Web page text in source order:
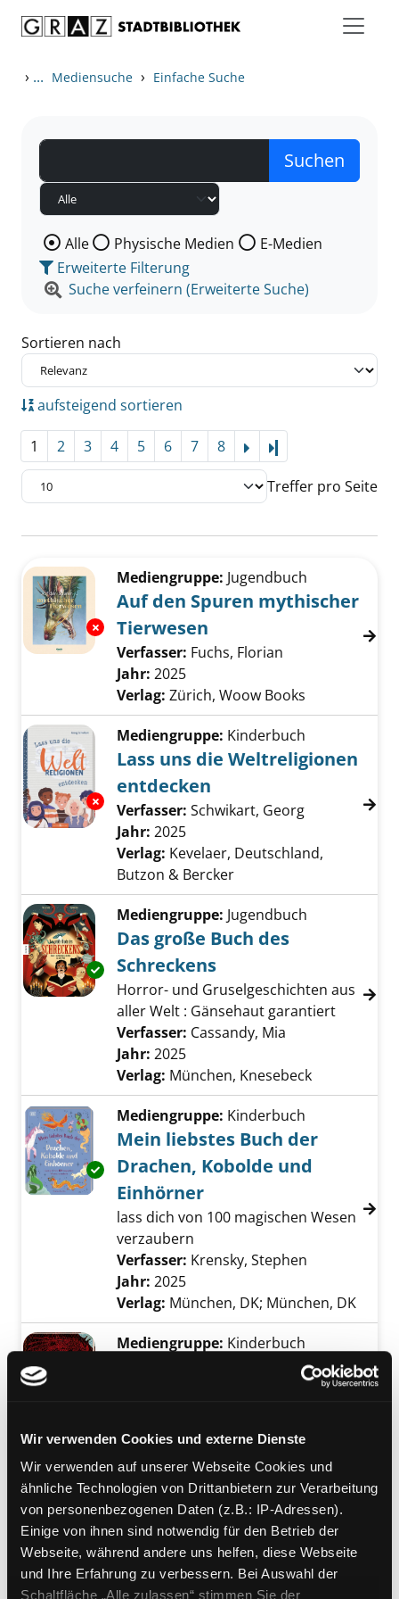
Wir verwenden Cookies und externe Dienste
Wir verwenden auf unserer Webseite Cookies und
ähnliche Technologien von Drittanbietern zur Verarbeitung
von personenbezogenen Daten (z.B.: IP-Adressen).
Einige von ihnen sind notwendig für den Betrieb der
Webseite, während andere uns helfen, diese Webseite
und Ihre Erfahrung zu verbessern. Bei Auswahl der
Schaltfläche „Alle zulassen“ stimmen Sie der
› ... Mediensuche › Einfache Suche
Wählen Sie die Medienart nach der Sie suchen wollen.
Alle Physische Medien
E-Medien
Erweiterte Filterung
Suche verfeinern (Erweiterte Suche)
Sortieren nach
aufsteigend sortieren
1 2 3 4 5 6 7 8
Treffer pro Seite
Zu den Suchfiltern springen
Exemplar-Details von Auf den Spuren
Mediengruppe: Jugendbuch
Auf den Spuren mythischer
Tierwesen
Verfasser: Fuchs, Florian
Jahr: 2025
Verlag: Zürich, Woow Books
Exemplar-Details von Lass uns die
Mediengruppe: Kinderbuch
Lass uns die Weltreligionen
entdecken
Verfasser: Schwikart, Georg Suche nach
Jahr: 2025
Verlag: Kevelaer, Deutschland,
Butzon & Bercker
Exemplar-Details von Das große Buch des
Mediengruppe: Jugendbuch
Das große Buch des
Schreckens
Horror- und Gruselgeschichten aus
aller Welt : Gänsehaut garantiert
Verfasser: Cassandy, Mia
Jahr: 2025
Verlag: München, Knesebeck
Exemplar-Details von Mein liebstes Buch
Mediengruppe: Kinderbuch
Mein liebstes Buch der
Drachen, Kobolde und
Einhörner
lass dich von 100 magischen Wesen
verzaubern
Verfasser: Krensky, Stephen
Jahr: 2025
Verlag: München, DK; München, DK
Exemplar-Details von Expedition in die
Mediengruppe: Kinderbuch
Expedition in die geheime
Jahr:2024
Verlag:München, arsEdition
Exemplar-Details von Atlas - Welten des
Mediengruppe: Kinderbuch
Atlas - Welten des Jenseits
von Totenreichen, Paradiesen und
überirdischen Leben
Verfasser:Hawkins, EmilySuche nach